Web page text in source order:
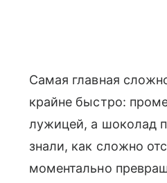
Самая главная
крайне быстро:
лужицей, а шоколад
знали, как сложно
моментально